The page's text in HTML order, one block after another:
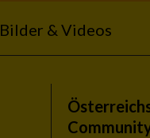
Bilder & Videos